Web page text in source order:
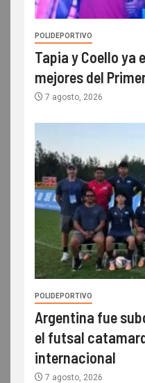
POLIDEPORTIVO
Tapia y Coello ya
mejores del
7 agosto, 2026
POLIDEPORTIVO
Argentina fue
el futsal
internacional
7 agosto, 2026